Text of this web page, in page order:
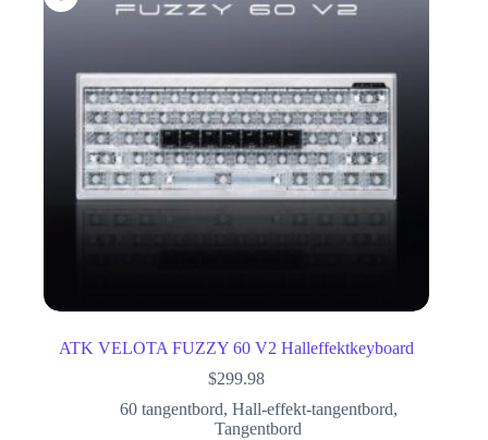
ATK VELOTA FUZZY 60 V2 Halleffektkeyboard
$299.98
60 tangentbord, Hall-effekt-tangentbord,
Tangentbord